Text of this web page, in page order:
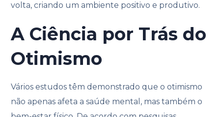
volta, criando um ambiente positivo e produtivo.
A Ciência por Trás do
Otimismo
Vários estudos têm demonstrado que o otimismo
não apenas afeta a saúde mental, mas também o